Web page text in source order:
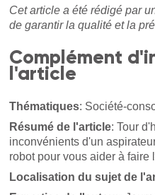
Cet article a été rédigé par
de garantir la qualité et la
Complément
l'article
Thématiques: Société-
Résumé de l'article: Tour
inconvénients d'un
robot pour vous aider à faire
Localisation du sujet de